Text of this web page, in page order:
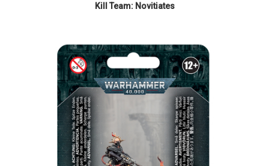
Kill Team: Novitiates